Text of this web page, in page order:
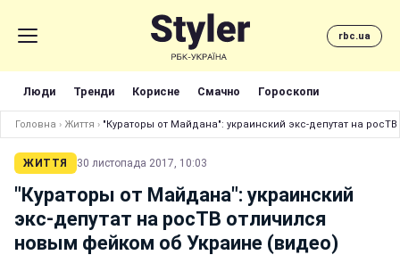
rbc.ua
Люди Тренди Корисне Смачно Гороскопи
Головна › Життя › "Кураторы от Майдана": украинский экс-депутат на
ЖИТТЯ 30 листопада 2017, 10:03
"Кураторы от Майдана": украинский
экс-депутат на росТВ отличился
новым фейком об Украине (видео)